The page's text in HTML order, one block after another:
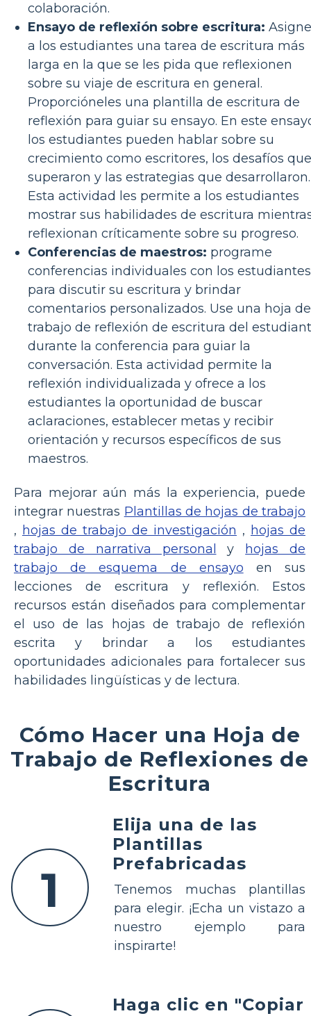
colaboración.
Ensayo de reflexión sobre escritura: Asigne
a los estudiantes una tarea de escritura más
larga en la que se les pida que reflexionen
sobre su viaje de escritura en general.
Proporcióneles una plantilla de escritura de
reflexión para guiar su ensayo. En este
los estudiantes pueden hablar sobre su
crecimiento como escritores, los desafíos que
superaron y las estrategias que desarrollaron.
Esta actividad les permite a los estudiantes
mostrar sus habilidades de escritura
reflexionan críticamente sobre su progreso.
Conferencias de maestros: programe
conferencias individuales con los estudiantes
para discutir su escritura y brindar
comentarios personalizados. Use una hoja de
trabajo de reflexión de escritura del
durante la conferencia para guiar la
conversación. Esta actividad permite la
reflexión individualizada y ofrece a los
estudiantes la oportunidad de buscar
aclaraciones, establecer metas y recibir
orientación y recursos específicos de sus
maestros.
Para mejorar aún más la experiencia, puede
integrar nuestras Plantillas de hojas de trabajo
, hojas de trabajo de investigación , hojas de
trabajo de narrativa personal
y
hojas de
trabajo de esquema de ensayo en sus
lecciones de escritura y reflexión. Estos
recursos están diseñados para complementar
el uso de las hojas de trabajo de reflexión
escrita y brindar a los estudiantes
oportunidades adicionales para fortalecer sus
habilidades lingüísticas y de lectura.
Cómo Hacer una Hoja de
Trabajo de Reflexiones de
Escritura
1
Elija una de las
Plantillas
Prefabricadas
Tenemos muchas plantillas
para elegir. ¡Echa un vistazo a
nuestro ejemplo para
inspirarte!
Haga clic en "Copiar